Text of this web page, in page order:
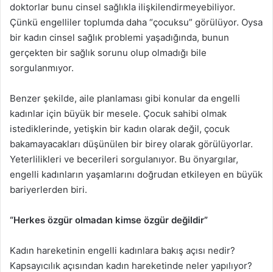
doktorlar bunu cinsel sağlıkla ilişkilendirmeyebiliyor.
Çünkü engelliler toplumda daha “çocuksu” görülüyor. Oysa
bir kadın cinsel sağlık problemi yaşadığında, bunun
gerçekten bir sağlık sorunu olup olmadığı bile
sorgulanmıyor.
Benzer şekilde, aile planlaması gibi konular da engelli
kadınlar için büyük bir mesele. Çocuk sahibi olmak
istediklerinde, yetişkin bir kadın olarak değil, çocuk
bakamayacakları düşünülen bir birey olarak görülüyorlar.
Yeterlilikleri ve becerileri sorgulanıyor. Bu önyargılar,
engelli kadınların yaşamlarını doğrudan etkileyen en büyük
bariyerlerden biri.
“Herkes özgür olmadan kimse özgür değildir”
Kadın hareketinin engelli kadınlara bakış açısı nedir?
Kapsayıcılık açısından kadın hareketinde neler yapılıyor?